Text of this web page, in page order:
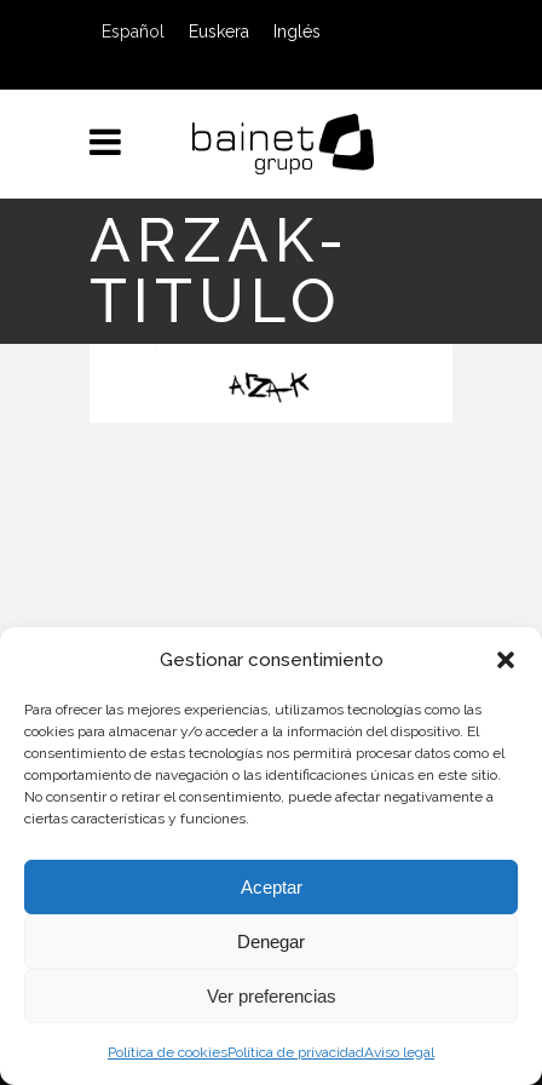
Gestionar consentimiento
Para ofrecer las mejores experiencias, utilizamos tecnologías como las
cookies para almacenar y/o acceder a la información del dispositivo. El
consentimiento de estas tecnologías nos permitirá procesar datos como el
comportamiento de navegación o las identificaciones únicas en este sitio.
No consentir o retirar el consentimiento, puede afectar negativamente a
ciertas características y funciones.
Aceptar
Denegar
Ver preferencias
Política de cookiesPolítica de privacidadAviso legal
Español Euskera Inglés
ARZAK-
TITULO
POLÍTICA DE COOKIES
POLÍTICA DE PRIVACIDAD
AVISO LEGAL